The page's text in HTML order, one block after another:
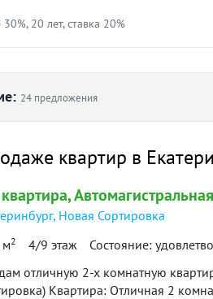
квартиры на
ремонта.
парковка.
аптеки.
объекту в
20 лет, ставка 20%
лет
Точную ставку и условия уточняйте в
24 предложения
92 058
пол. 2022
108 154
I
квартир в
квартира,
, Новая Сортировка
м2 4/9 этаж Состояние:
отличную 2-х комнатную
Квартира: Отличная 2